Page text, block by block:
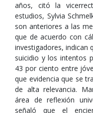
años, citó la
estudios, Sylvia
son anteriores a las
que de acuerdo con
investigadores, indican
suicidio y los intentos
43 por ciento entre
que evidencia que se
de alta relevancia.
área de reflexión
señaló que el